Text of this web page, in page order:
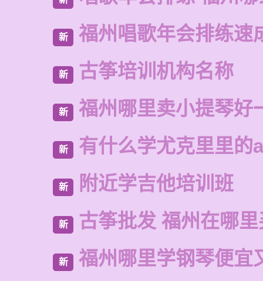
新 福州唱歌年会排练速
新 古筝培训机构名称
新 福州哪里卖小提琴好
新 有什么学尤克里里的
新 附近学吉他培训班
新 古筝批发 福州在哪
新 福州哪里学钢琴便宜